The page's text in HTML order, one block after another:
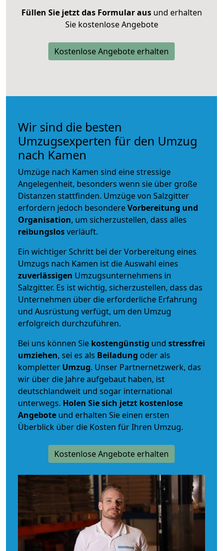
Füllen Sie jetzt das Formular ausund erhalten
Sie kostenlose Angebote
Kostenlose Angebote erhalten
Wir sind die besten
Umzugsexperten für den Umzug
nach Kamen
Umzüge nach Kamen sind eine stressige
Angelegenheit, besonders wenn sie über große
Distanzen stattfinden. Umzüge von Salzgitter
erfordern jedoch besondereVorbereitung und
Organisation, um sicherzustellen, dass alles
reibungslosverläuft.
Ein wichtiger Schritt bei der Vorbereitung eines
Umzugs nach Kamen ist die Auswahl eines
zuverlässigen Umzugsunternehmens in
Salzgitter. Es ist wichtig, sicherzustellen, dass das
Unternehmen über die erforderliche Erfahrung
und Ausrüstung verfügt, um den Umzug
erfolgreich durchzuführen.
Bei uns können Sie kostengünstig und stressfrei
umziehen, sei es als Beiladung oder als
kompletter Umzug. Unser Partnernetzwerk, das
wir über die Jahre aufgebaut haben, ist
deutschlandweit und sogar international
unterwegs. Holen Sie sich jetzt kostenlose
Angebote und erhalten Sie einen ersten
Überblick über die Kosten für Ihren Umzug.
Kostenlose Angebote erhalten